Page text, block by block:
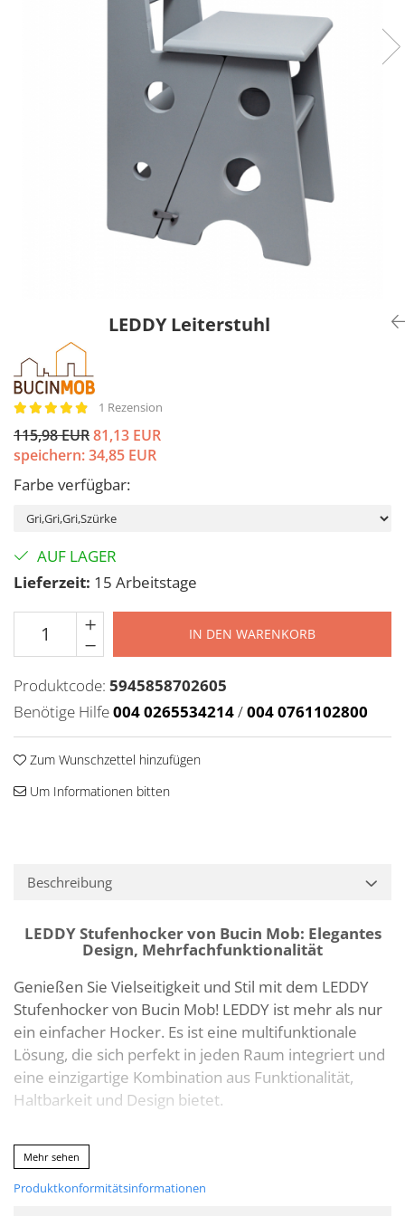
LEDDY Leiterstuhl
1 Rezension
115,98 EUR81,13 EUR
speichern:34,85 EUR
Farbe verfügbar:
AUF LAGER
Lieferzeit: 15 Arbeitstage
IN DEN WARENKORB
Produktcode: 5945858702605
Benötige Hilfe004 0265534214/004 0761102800
Zum Wunschzettel hinzufügen
Um Informationen bitten
Beschreibung
LEDDY Stufenhocker von Bucin Mob: Elegantes
Design, Mehrfachfunktionalität
Genießen Sie Vielseitigkeit und Stil mit dem LEDDY
Stufenhocker von Bucin Mob! LEDDY ist mehr als nur
ein einfacher Hocker. Es ist eine multifunktionale
Lösung, die sich perfekt in jeden Raum integriert und
eine einzigartige Kombination aus Funktionalität,
Haltbarkeit und Design bietet.
Hauptmerkmale:
3-in-1: Kann als Leiter (zwei Höhen),
Mehr sehen
Produktkonformitätsinformationen